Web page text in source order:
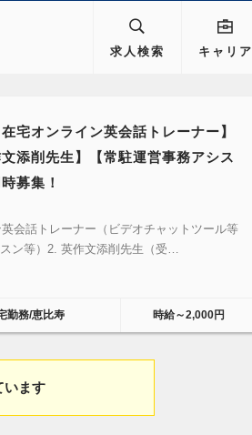
求人検索 キャリア
宅オンライン英会話トレーナー】
文添削先生】【常駐運営事務アシス
募集！
会話トレーナー（ビデオチャットツール等
ン等）2. 英作文添削先生（受…
勤務/恵比寿 時給～2,000円
います